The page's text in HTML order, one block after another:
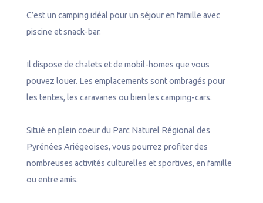
C’est un camping idéal pour un séjour en famille avec
piscine et snack-bar.
Il dispose de chalets et de mobil-homes que vous
pouvez louer. Les emplacements sont ombragés pour
les tentes, les caravanes ou bien les camping-cars.
Situé en plein coeur du Parc Naturel Régional des
Pyrénées Ariégeoises, vous pourrez profiter des
nombreuses activités culturelles et sportives, en famille
ou entre amis.
n
e
l